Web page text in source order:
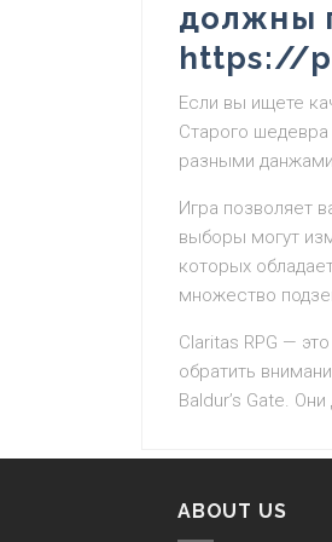
должны
https://
Если вы ищете
Старого
разными
Игра позволяет
выборы могут
которых
множество
Claritas RPG —
обратить
Baldur’s Gate.
ABOUT US